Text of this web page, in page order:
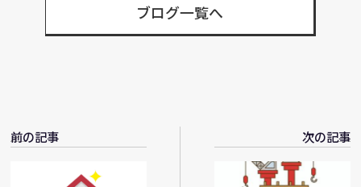
ブログ一覧へ
前の記事 次の記事